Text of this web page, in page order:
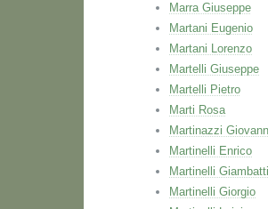
Marra Giuseppe
Martani Eugenio
Martani Lorenzo
Martelli Giuseppe
Martelli Pietro
Marti Rosa
Martinazzi
Martinelli Enrico
Martinelli
Martinelli Giorgio